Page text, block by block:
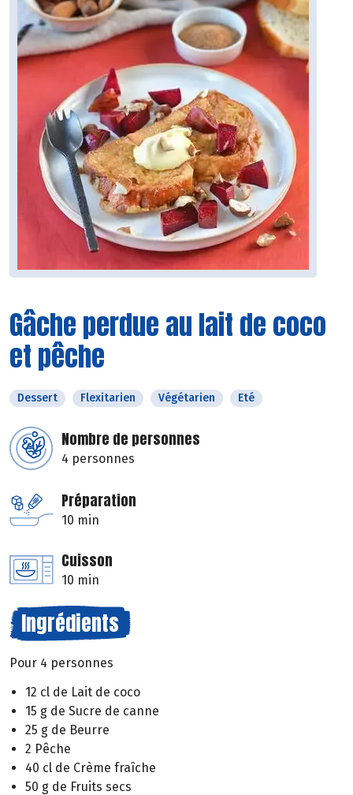
Gâche perdue au lait de coco
et pêche
Dessert Flexitarien Végétarien Eté
Nombre de personnes
4 personnes
Préparation
10 min
Cuisson
10 min
Ingrédients
Pour 4 personnes
12 cl de Lait de coco
15 g de Sucre de canne
25 g de Beurre
2 Pêche
40 cl de Crème fraîche
50 g de Fruits secs